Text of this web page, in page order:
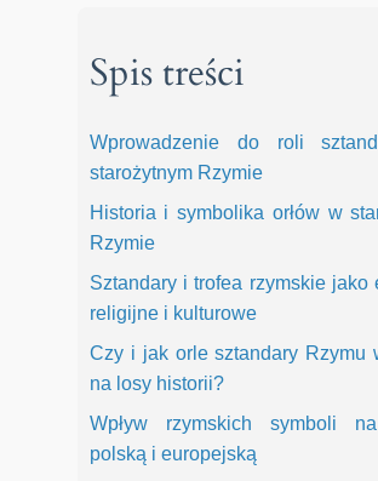
Spis treści
Wprowadzenie do roli
starożytnym Rzymie
Historia i symbolika orłów w
Rzymie
Sztandary i trofea rzymskie jako
religijne i kulturowe
Czy i jak orle sztandary Rzymu
na losy historii?
Wpływ rzymskich symboli
polską i europejską